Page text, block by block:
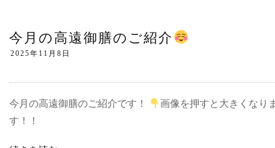
今月の高遠御膳のご紹介
今月の高遠御膳のご紹介です！
画像を押すと大きくなり
す！！